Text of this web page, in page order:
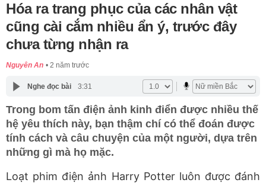
Hóa ra trang phục của các nhân vật
cũng cài cắm nhiều ẩn ý, trước đây
chưa từng nhận ra
Nguyên An 2 năm trước
Nghe đọc bài 3:31
Trong bom tấn điện ảnh kinh điển được nhiều thế
hệ yêu thích này, bạn thậm chí có thể đoán được
tính cách và câu chuyện của một người, dựa trên
những gì mà họ mặc.
Loạt phim điện ảnh Harry Potter luôn được đánh